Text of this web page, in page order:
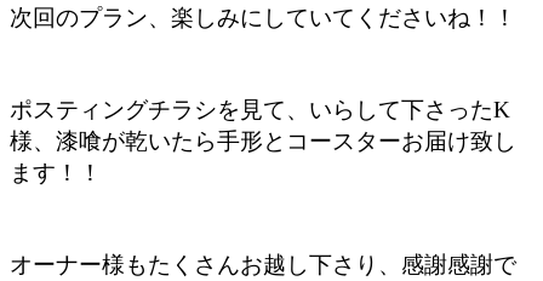
次回のプラン、楽しみにしていてくださいね！！
ポスティングチラシを見て、いらして下さったK
様、漆喰が乾いたら手形とコースターお届け致し
ます！！
オーナー様もたくさんお越し下さり、感謝感謝で